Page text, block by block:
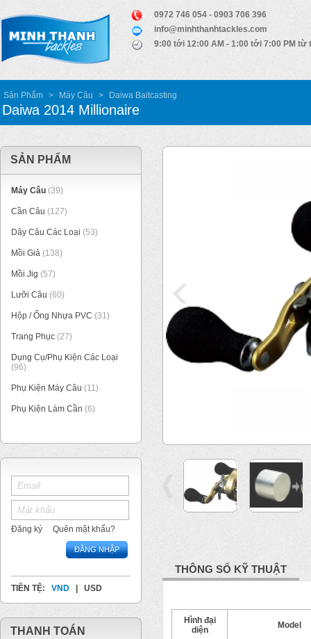
0972 746 054 - 0903 706 396
info@minhthanhtackles.com
9:00 tới 12:00 AM - 1:00 tới 7:00 PM từ
Sản Phẩm > Máy Câu > Daiwa Baitcasting
Daiwa 2014 Millionaire
SẢN PHẨM
Máy Câu (39)
Cần Câu (127)
Dây Câu Các Loại (53)
Mồi Giả (138)
Mồi Jig (57)
Lưỡi Câu (60)
Hộp / Ống Nhựa PVC (31)
Trang Phục (27)
Dụng Cụ/Phụ Kiện Các Loại
(96)
Phụ Kiện Máy Câu (11)
Phụ Kiện Làm Cần (6)
Đăng ký Quên mật khẩu?
ĐĂNG NHẬP
TIỀN TỆ: VND USD
THANH TOÁN
THÔNG SỐ KỸ THUẬT
Hình đại
diện
Model